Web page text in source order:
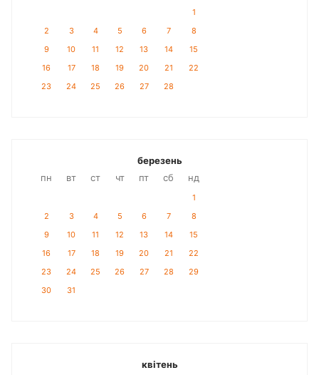
1
2
3 4 5 6 7
8
9
10 11 12 13 14
15
16
17 18 19 20 21
22
23
24 25 26 27 28
березень
пн
вт ст чт пт сб нд
1
2
3 4 5 6 7
8
9
10 11 12 13 14
15
16
17 18 19 20 21
22
23
24 25 26 27 28
29
30
31
квітень